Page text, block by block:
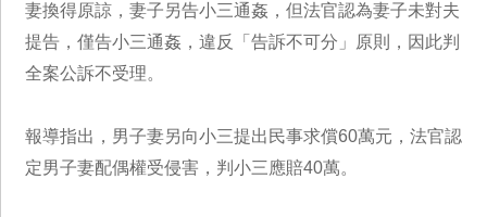
妻換得原諒，妻子另告小三通姦，但法官認為妻子未對夫
提告，僅告小三通姦，違反「告訴不可分」原則，因此判
全案公訴不受理。
報導指出，男子妻另向小三提出民事求償60萬元，法官認
定男子妻配偶權受侵害，判小三應賠40萬。